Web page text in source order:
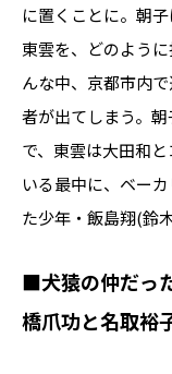
に置くことに。朝
東雲を、どのよう
んな中、京都市内
者が出てしまう。
で、東雲は大田和
いる最中に、ベー
た少年・飯島翔(鈴
■犬猿の仲だっ
橋爪功と名取裕